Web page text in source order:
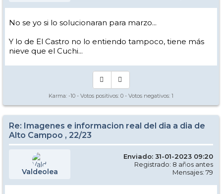
No se yo si lo solucionaran para marzo...
Y lo de El Castro no lo entiendo tampoco, tiene más
nieve que el Cuchi...
Karma: -10 - Votos positivos: 0 - Votos negativos: 1
Re: Imagenes e informacion real del dia a dia de
Alto Campoo , 22/23
Valdeolea
Enviado: 31-01-2023 09:20
Registrado: 8 años antes
Mensajes: 79